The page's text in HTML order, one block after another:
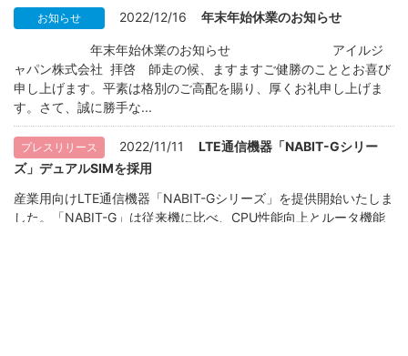
お知らせ 2022/12/16 年末年始休業のお知らせ
年末年始休業のお知らせ アイルジ
ャパン株式会社 拝啓 師走の候、ますますご健勝のこととお喜び
申し上げます。平素は格別のご高配を賜り、厚くお礼申し上げま
す。さて、誠に勝手な...
プレスリリース 2022/11/11
LTE通信機器「NABIT-Gシリー
ズ」デュアルSIMを採用
産業用向けLTE通信機器「NABIT-Gシリーズ」を提供開始いたしま
した。「NABIT-G」は従来機に比べ、CPU性能向上とルータ機能